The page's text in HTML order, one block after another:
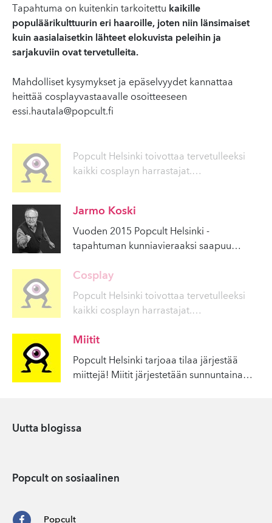
Tapahtuma on kuitenkin tarkoitettu kaikille
populäärikulttuurin eri haaroille, joten niin länsimaiset
kuin aasialaisetkin lähteet elokuvista peleihin ja
sarjakuviin ovat tervetulleita.
Mahdolliset kysymykset ja epäselvyydet kannattaa
heittää cosplayvastaavalle osoitteeseen
essi.hautala@popcult.fi
Popcult Helsinki toivottaa tervetulleeksi
kaikki cosplayn harrastajat.…
Jarmo Koski
Vuoden 2015 Popcult Helsinki -
tapahtuman kunniavieraaksi saapuu…
Cosplay
Popcult Helsinki toivottaa tervetulleeksi
kaikki cosplayn harrastajat.…
Miitit
Popcult Helsinki tarjoaa tilaa järjestää
miittejä! Miitit järjestetään sunnuntaina…
Uutta blogissa
Popcult on sosiaalinen
Popcult